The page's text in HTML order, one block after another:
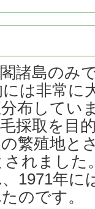
諸島のみ
は非常に
布してい
採取を目
繁殖地と
れました
1971年に
のです。